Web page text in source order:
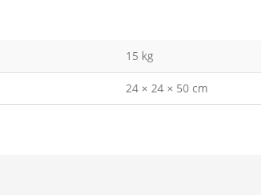
15 kg
24 × 24 × 50 cm